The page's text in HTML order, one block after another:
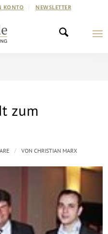
KONTO NEWSLETTER
zum
/ VONCHRISTIAN MARX